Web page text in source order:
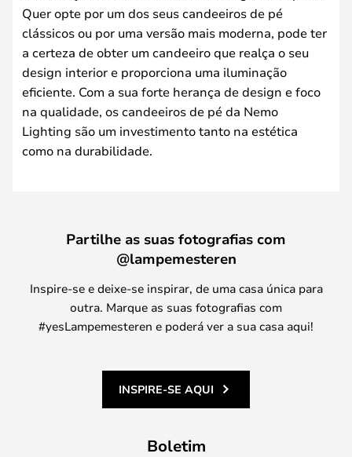
Quer opte por um dos seus candeeiros de pé
clássicos ou por uma versão mais moderna, pode ter
a certeza de obter um candeeiro que realça o seu
design interior e proporciona uma iluminação
eficiente. Com a sua forte herança de design e foco
na qualidade, os candeeiros de pé da Nemo
Lighting são um investimento tanto na estética
como na durabilidade.
Partilhe as suas fotografias com
@lampemesteren
Inspire-se e deixe-se inspirar, de uma casa única para
outra. Marque as suas fotografias com
#yesLampemesteren e poderá ver a sua casa aqui!
INSPIRE-SE AQUI
Boletim